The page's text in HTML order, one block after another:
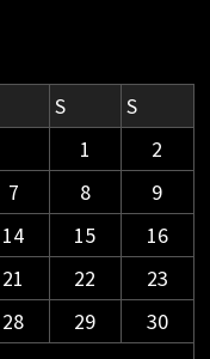
S
S
1
2
7 8
9
14 15
16
21 22
23
28 29
30